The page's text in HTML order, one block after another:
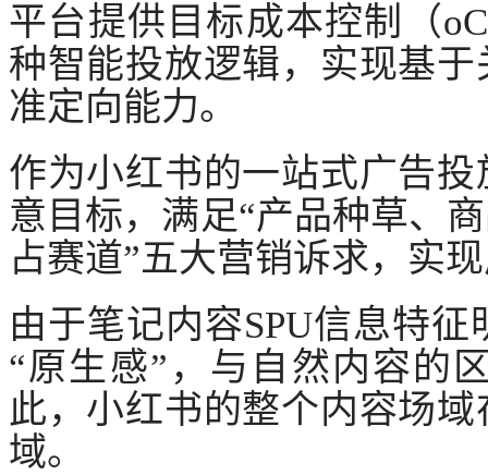
平台提供目标成本控制（
种智能投放逻辑，实现基
准定向能力。
作为小红书的一站式广告
意目标，满足“产品种草、
占赛道”五大营销诉求，实
由于笔记内容SPU信息特
“原生感”，与自然内容的
此，小红书的整个内容场
域。